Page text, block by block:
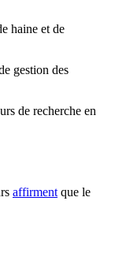
haine et de
gestion des
de recherche en
affirment que le